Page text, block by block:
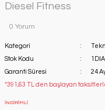
Diesel Fitness
0 Yorum
Kategori
Stok Kodu
Garanti Süresi
24
*391,63 TL den başlayan
İNDİRİMLİ